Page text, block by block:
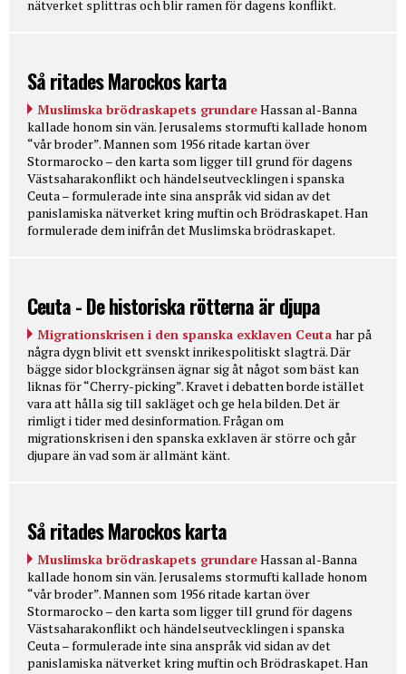
nätverket splittras och blir ramen för dagens konflikt.
Så ritades Marockos karta
Muslimska brödraskapets grundareHassan al-Banna
kallade honom sin vän. Jerusalems stormufti kallade honom
“vår broder”. Mannen som 1956 ritade kartan över
Stormarocko – den karta som ligger till grund för dagens
Västsaharakonflikt och händelseutvecklingen i spanska
Ceuta – formulerade inte sina anspråk vid sidan av det
panislamiska nätverket kring muftin och Brödraskapet. Han
formulerade dem inifrån det Muslimska brödraskapet.
Ceuta - De historiska rötterna är djupa
Migrationskrisen i den spanska exklaven Ceuta har på
några dygn blivit ett svenskt inrikespolitiskt slagträ. Där
bägge sidor blockgränsen ägnar sig åt något som bäst kan
liknas för “Cherry-picking”. Kravet i debatten borde istället
vara att hålla sig till sakläget och ge hela bilden. Det är
rimligt i tider med desinformation. Frågan om
migrationskrisen i den spanska exklaven är större och går
djupare än vad som är allmänt känt.
Så ritades Marockos karta
Muslimska brödraskapets grundareHassan al-Banna
kallade honom sin vän. Jerusalems stormufti kallade honom
“vår broder”. Mannen som 1956 ritade kartan över
Stormarocko – den karta som ligger till grund för dagens
Västsaharakonflikt och händelseutvecklingen i spanska
Ceuta – formulerade inte sina anspråk vid sidan av det
panislamiska nätverket kring muftin och Brödraskapet. Han